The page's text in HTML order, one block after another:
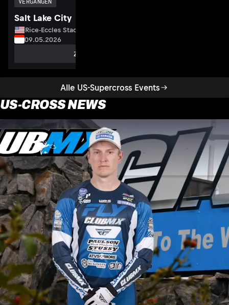
Alle US-Supercross Events
Salt Lake City
Rice-Eccles Stadium, USA
09.05.2026
Zum Event
US-CROSS NEWS